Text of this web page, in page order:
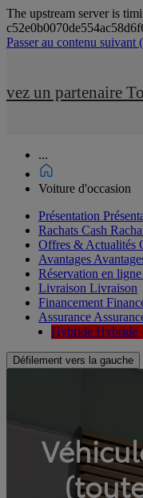
The upstream server is
Passer au contenu suivant
un partenaire
...
Voiture d'occasion
Présentation
Rachats Cash
Offres & Actualités
Avantages
Réservation en ligne
Livraison Livraison
Financement
Assurance
Hybride Hybride
Défilement vers la gauche